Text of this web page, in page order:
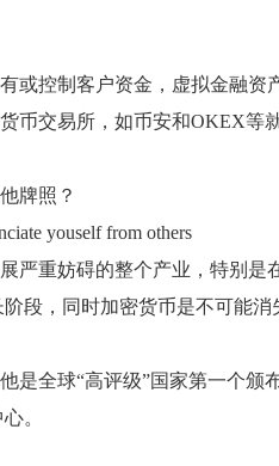
或控制客户资金，虚拟金融
币交易所，如币安和OKEX等
牌照？
youself from others
严重妨碍的整个产业，特别
段，同时加密货币是不可能
是全球“高评级”国家第一个颁
。